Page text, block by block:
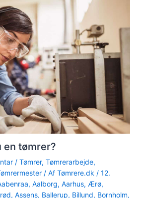
en tømrer?
/ Tømrer, Tømrerarbejde,
/ Af Tømrere.dk / 12.
, Aalborg, Aarhus, Ærø,
, Assens, Ballerup, Billund, Bornholm,